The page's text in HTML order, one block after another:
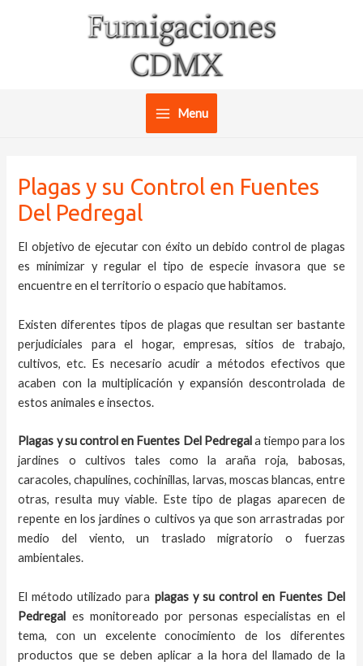
Main
Menu
Plagas y su Control en Fuentes
Del Pedregal
El objetivo de ejecutar con éxito un debido control de plagas
es minimizar y regular el tipo de especie invasora que se
encuentre en el territorio o espacio que habitamos.
Existen diferentes tipos de plagas que resultan ser bastante
perjudiciales para el hogar, empresas, sitios de trabajo,
cultivos, etc. Es necesario acudir a métodos efectivos que
acaben con la multiplicación y expansión descontrolada de
estos animales e insectos.
Plagas y su control en Fuentes Del Pedregala tiempo para los
jardines o cultivos tales como la araña roja, babosas,
caracoles, chapulines, cochinillas, larvas, moscas blancas, entre
otras, resulta muy viable. Este tipo de plagas aparecen de
repente en los jardines o cultivos ya que son arrastradas por
medio del viento, un traslado migratorio o fuerzas
ambientales.
El método utilizado para plagas y su control en Fuentes Del
Pedregal es monitoreado por personas especialistas en el
tema, con un excelente conocimiento de los diferentes
productos que se deben aplicar a la hora del llamado de la